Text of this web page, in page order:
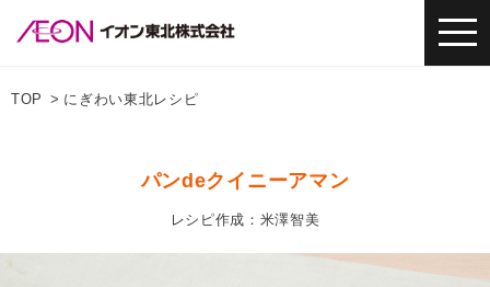
TOP にぎわい東北レシピ
パンdeクイニーアマン
レシピ作成：米澤智美